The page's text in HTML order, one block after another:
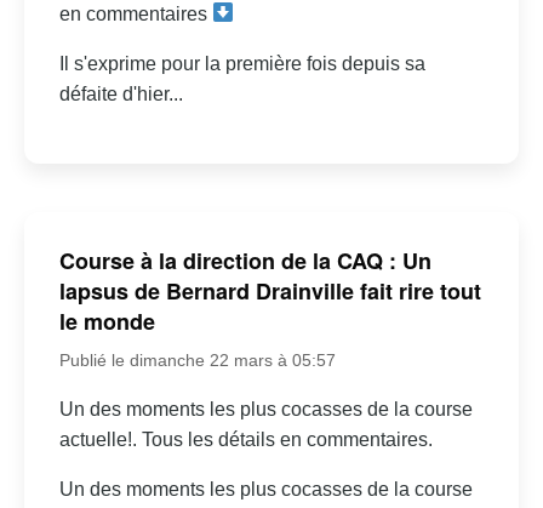
en commentaires
Il s'exprime pour la première fois depuis sa
défaite d'hier...
Course à la direction de la CAQ : Un
lapsus de Bernard Drainville fait rire tout
le monde
Publié le dimanche 22 mars à 05:57
Un des moments les plus cocasses de la course
actuelle!. Tous les détails en commentaires.
Un des moments les plus cocasses de la course